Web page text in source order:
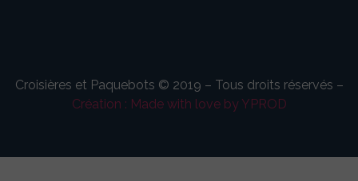
Croisières et Paquebots © 2019 – Tous droits réservés –
Création : Made with love by YPROD